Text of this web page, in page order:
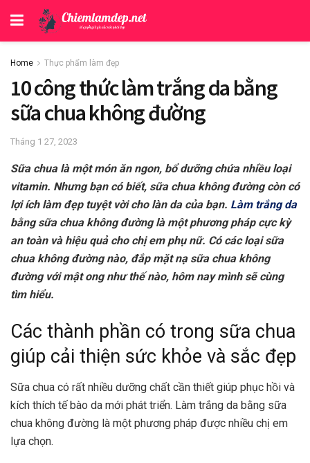
Home Thực phẩm làm đẹp
10 công thức làm trắng da bằng
sữa chua không đường
Tháng 1 27, 2023
Sữa chua là một món ăn ngon, bổ dưỡng chứa nhiều loại
vitamin. Nhưng bạn có biết, sữa chua không đường còn có
lợi ích làm đẹp tuyệt vời cho làn da của bạn. Làm trắng da
bằng sữa chua không đường là một phương pháp cực kỳ
an toàn và hiệu quả cho chị em phụ nữ. Có các loại sữa
chua không đường nào, đắp mặt nạ sữa chua không
đường với mật ong như thế nào, hôm nay mình sẽ cùng
tìm hiểu.
Các thành phần có trong sữa chua
giúp cải thiện sức khỏe và sắc đẹp
Sữa chua có rất nhiều dưỡng chất cần thiết giúp phục hồi và
kích thích tế bào da mới phát triển. Làm trắng da bằng sữa
chua không đường là một phương pháp được nhiều chị em
lựa chọn.